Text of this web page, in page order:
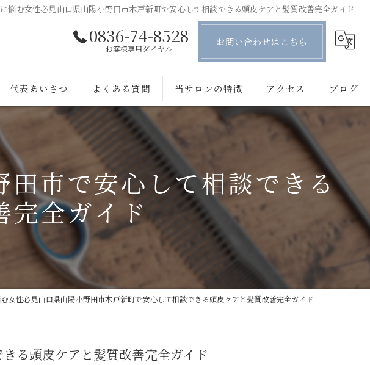
悩む女性必見山口県山陽小野田市木戸新町で安心して相談できる頭皮ケアと髪質改善完全ガイド
0836-74-8528
お客様専用ダイヤル
お問い合わせはこちら
代表あいさつ よくある質問 当サロンの特徴
薄毛
抜け毛
ボリューム
プライベートサロン
アクセス ブログ
市で安心して相談できる
完全ガイド
女性必見山口県山陽小野田市木戸新町で安心して相談できる頭皮ケアと髪質改善完全ガイド
る頭皮ケアと髪質改善完全ガイド